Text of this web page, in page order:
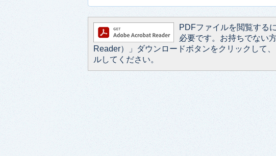
PDFファイルを閲覧する
必要です。お持ちでない
Reader）」ダウンロードボタンをクリックして
ルしてください。